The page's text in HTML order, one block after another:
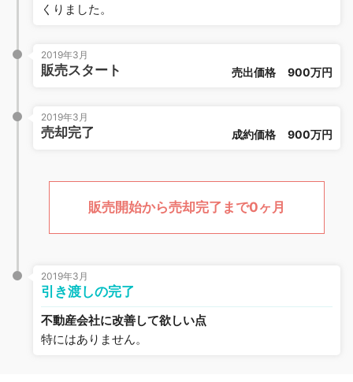
くりました。
2019年3月
販売スタート 売出価格 900万円
2019年3月
売却完了 成約価格 900万円
販売開始から売却完了まで0ヶ月
2019年3月
引き渡しの完了
不動産会社に改善して欲しい点
特にはありません。